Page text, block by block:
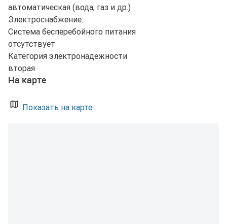
автоматическая (вода, газ и др.)
Электроснабжение:
Система бесперебойного питания
отсутствует
Категория электронадежности
вторая
На карте
Показать на карте